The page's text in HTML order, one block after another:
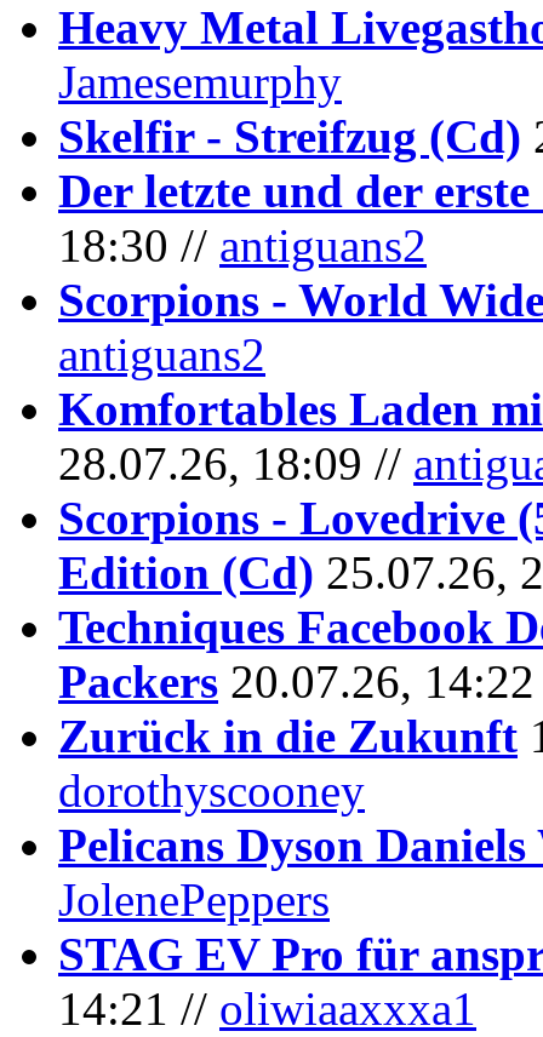
Heavy Metal
Jamesemurphy
Skelfir - Streifzug (Cd)
Der letzte und der erste
18:30 // antiguans2
Scorpions - World
antiguans2
Komfortables Laden
28.07.26, 18:09 //
Scorpions - Lovedrive
Edition (Cd) 25.07.26,
Techniques Facebook
Packers 20.07.26,
Zurück in die Zukunft
dorothyscooney
Pelicans Dyson
JolenePeppers
STAG EV Pro für
14:21 // oliwiaaxxxa1